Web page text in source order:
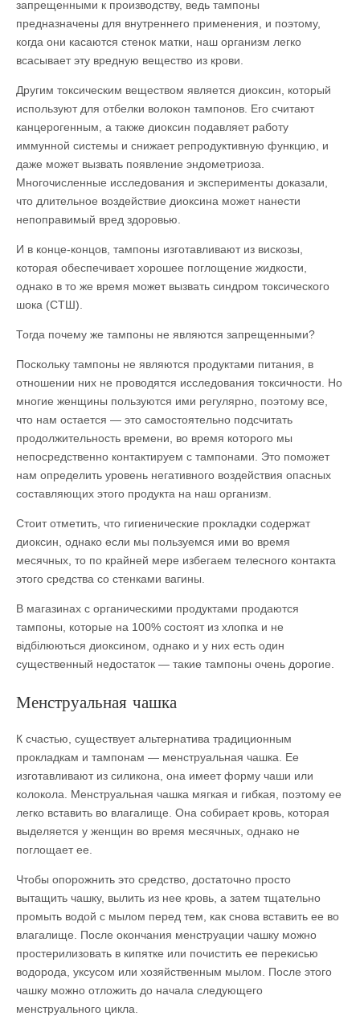
запрещенными к производству, ведь тампоны
предназначены для внутреннего применения, и поэтому,
когда они касаются стенок матки, наш организм легко
всасывает эту вредную вещество из крови.
Другим токсическим веществом является диоксин, который
используют для отбелки волокон тампонов. Его считают
канцерогенным, а также диоксин подавляет работу
иммунной системы и снижает репродуктивную функцию, и
даже может вызвать появление эндометриоза.
Многочисленные исследования и эксперименты доказали,
что длительное воздействие диоксина может нанести
непоправимый вред здоровью.
И в конце-концов, тампоны изготавливают из вискозы,
которая обеспечивает хорошее поглощение жидкости,
однако в то же время может вызвать синдром токсического
шока (СТШ).
Тогда почему же тампоны не являются запрещенными?
Поскольку тампоны не являются продуктами питания, в
отношении них не проводятся исследования токсичности. Но
многие женщины пользуются ими регулярно, поэтому все,
что нам остается — это самостоятельно подсчитать
продолжительность времени, во время которого мы
непосредственно контактируем с тампонами. Это поможет
нам определить уровень негативного воздействия опасных
составляющих этого продукта на наш организм.
Стоит отметить, что гигиенические прокладки содержат
диоксин, однако если мы пользуемся ими во время
месячных, то по крайней мере избегаем телесного контакта
этого средства со стенками вагины.
В магазинах с органическими продуктами продаются
тампоны, которые на 100% состоят из хлопка и не
відбілюються диоксином, однако и у них есть один
существенный недостаток — такие тампоны очень дорогие.
Менструальная чашка
К счастью, существует альтернатива традиционным
прокладкам и тампонам — менструальная чашка. Ее
изготавливают из силикона, она имеет форму чаши или
колокола. Менструальная чашка мягкая и гибкая, поэтому ее
легко вставить во влагалище. Она собирает кровь, которая
выделяется у женщин во время месячных, однако не
поглощает ее.
Чтобы опорожнить это средство, достаточно просто
вытащить чашку, вылить из нее кровь, а затем тщательно
промыть водой с мылом перед тем, как снова вставить ее во
влагалище. После окончания менструации чашку можно
простерилизовать в кипятке или почистить ее перекисью
водорода, уксусом или хозяйственным мылом. После этого
чашку можно отложить до начала следующего
менструального цикла.